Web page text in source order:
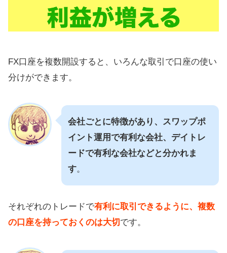
FX口座を複数開設すると、いろんな取引で口座の使い
分けができます。
会社ごとに特徴があり、スワップポ
イント運用で有利な会社、デイトレ
ードで有利な会社などと分かれま
す。
それぞれのトレードで有利に取引できるように、複数
の口座を持っておくのは大切 です。